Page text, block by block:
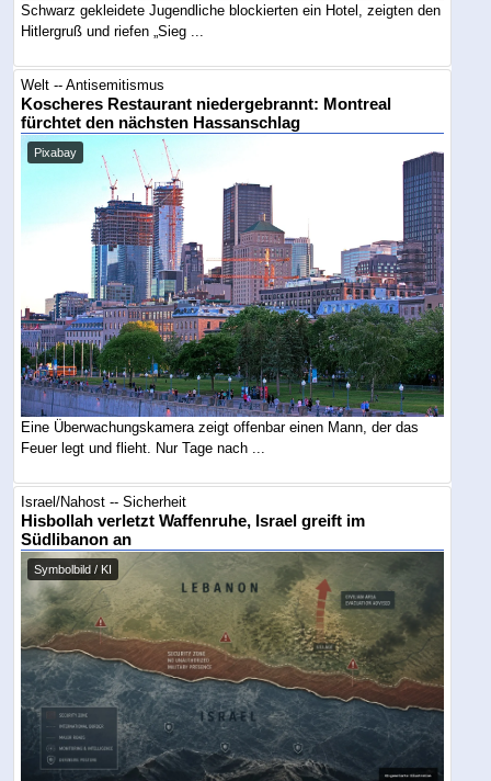
Schwarz gekleidete Jugendliche blockierten ein Hotel, zeigten den
Hitlergruß und riefen „Sieg ...
Welt -- Antisemitismus
Koscheres Restaurant niedergebrannt: Montreal
fürchtet den nächsten Hassanschlag
Pixabay
Eine Überwachungskamera zeigt offenbar einen Mann, der das
Feuer legt und flieht. Nur Tage nach ...
Israel/Nahost -- Sicherheit
Hisbollah verletzt Waffenruhe, Israel greift im
Südlibanon an
Symbolbild / KI